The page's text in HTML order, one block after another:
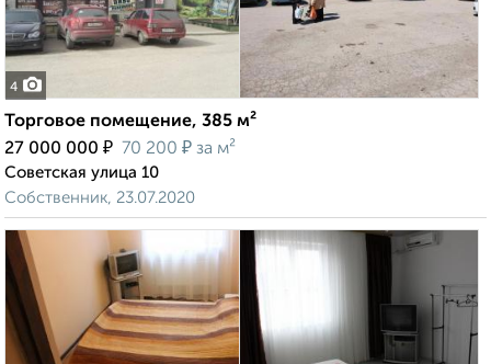
4
Торговое помещение, 385 м²
27 000 000 ₽ 70 200 ₽ за м²
Советская улица 10
Собственник, 23.07.2020